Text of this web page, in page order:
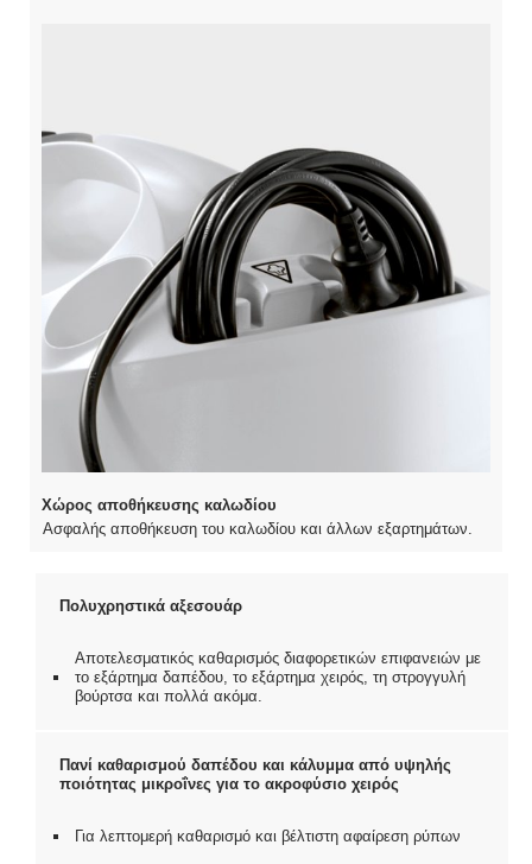
Χώρος αποθήκευσης καλωδίου
Ασφαλής αποθήκευση του καλωδίου και άλλων εξαρτημάτων.
Πολυχρηστικά αξεσουάρ
Αποτελεσματικός καθαρισμός διαφορετικών επιφανειών με
το εξάρτημα δαπέδου, το εξάρτημα χειρός, τη στρογγυλή
βούρτσα και πολλά ακόμα.
Πανί καθαρισμού δαπέδου και κάλυμμα από υψηλής
ποιότητας μικροΐνες για το ακροφύσιο χειρός
Για λεπτομερή καθαρισμό και βέλτιστη αφαίρεση ρύπων